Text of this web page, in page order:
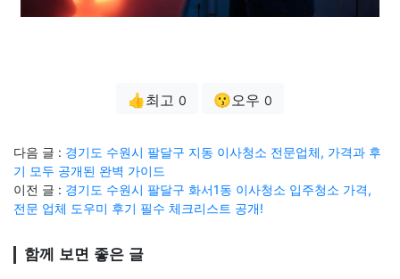
👍최고 0 😗오우 0
다음 글 : 경기도 수원시 팔달구 지동 이사청소 전문업체, 가격과 후
기 모두 공개된 완벽 가이드
이전 글 : 경기도 수원시 팔달구 화서1동 이사청소 입주청소 가격,
전문 업체 도우미 후기 필수 체크리스트 공개!
함께 보면 좋은 글